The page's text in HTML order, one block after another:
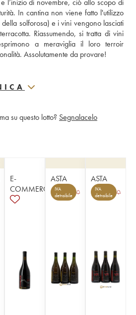
l’inizio di novembre, ciò allo scopo di
In cantina non viene fatto l'utilizzo
solforosa) e i vini vengono lasciati
Riassumendo, si tratta di vini
a meraviglia il loro terroir
Assolutamente da provare!
su questo lotto? Segnalacelo
E-
COMMERCE
ASTA
IVA
detraibile
ASTA
IVA
detraibile